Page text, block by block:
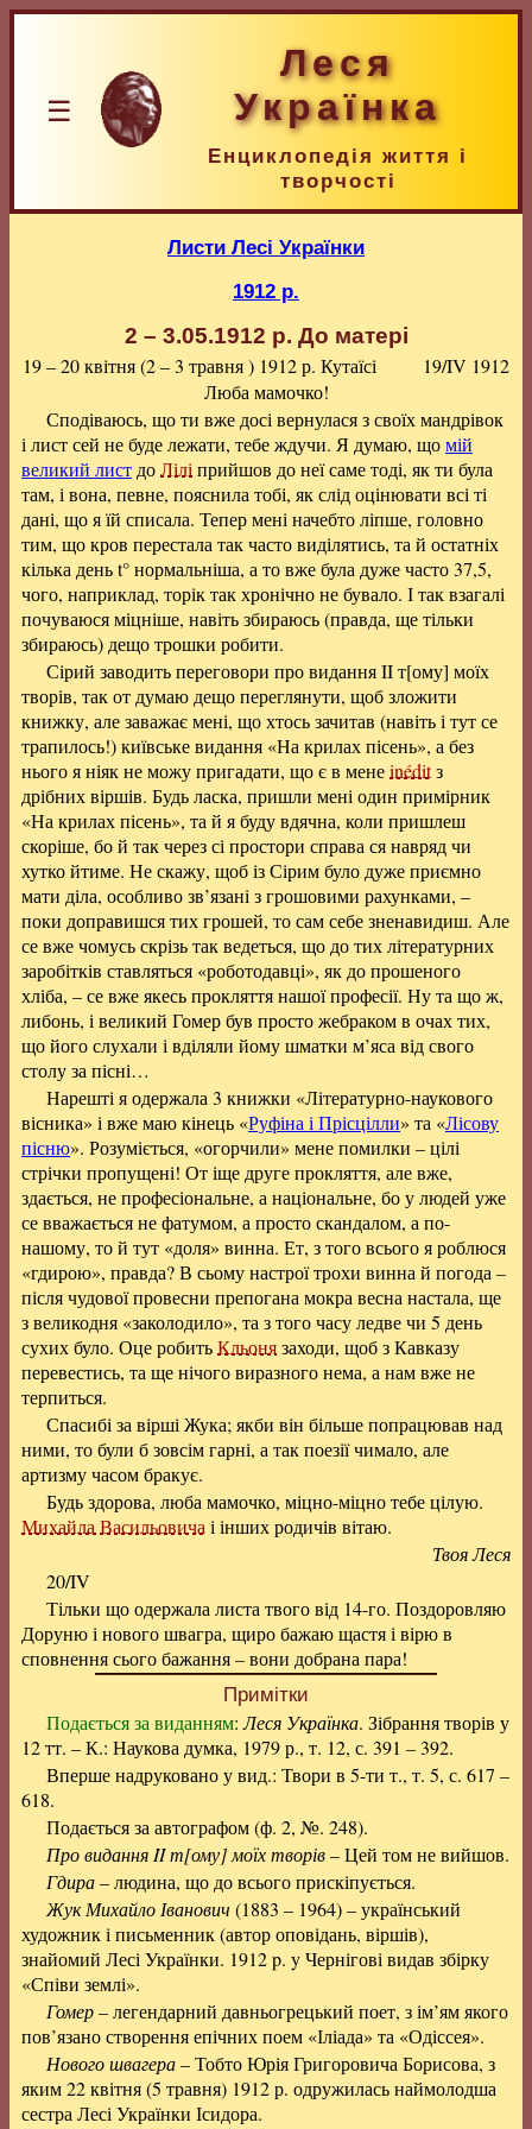
☰
Леся
Українка
Енциклопедія життя і
творчості
Листи Лесі Українки
1912 р.
2 – 3.05.1912 р. До матері
19 – 20 квітня (2 – 3 травня ) 1912 р. Кутаїсі
19/IV 1912
Люба мамочко!
Сподіваюсь, що ти вже досі вернулася з своїх мандрівок
і лист сей не буде лежати, тебе ждучи. Я думаю, щомій
великий лист доЛілі прийшов до неї саме тоді, як ти була
там, і вона, певне, пояснила тобі, як слід оцінювати всі ті
дані, що я їй списала. Тепер мені начебто ліпше, головно
тим, що кров перестала так часто виділятись, та й остатніх
кілька день t° нормальніша, а то вже була дуже часто 37,5,
чого, наприклад, торік так хронічно не бувало. І так взагалі
почуваюся міцніше, навіть збираюсь (правда, ще тільки
збираюсь) дещо трошки робити.
Сірий заводить переговори про видання II т[ому] моїх
творів, так от думаю дещо переглянути, щоб зложити
книжку, але заважає мені, що хтось зачитав (навіть і тут се
трапилось!) київське видання «На крилах пісень», а без
нього я ніяк не можу пригадати, що є в менеinéditз
дрібних віршів. Будь ласка, пришли мені один примірник
«На крилах пісень», та й я буду вдячна, коли пришлеш
скоріше, бо й так через сі простори справа ся навряд чи
хутко йтиме. Не скажу, щоб із Сірим було дуже приємно
мати діла, особливо зв’язані з грошовими рахунками, –
поки доправишся тих грошей, то сам себе зненавидиш. Але
се вже чомусь скрізь так ведеться, що до тих літературних
заробітків ставляться «роботодавці», як до прошеного
хліба, – се вже якесь прокляття нашої професії. Ну та що ж,
либонь, і великий Гомер був просто жебраком в очах тих,
що його слухали і вділяли йому шматки м’яса від свого
столу за пісні…
Нарешті я одержала 3 книжки «Літературно-наукового
вісника» і вже маю кінець «Руфіна і Прісцілли» та «Лісову
пісню». Розуміється, «огорчили» мене помилки – цілі
стрічки пропущені! От іще друге прокляття, але вже,
здається, не професіональне, а національне, бо у людей уже
се вважається не фатумом, а просто скандалом, а по-
нашому, то й тут «доля» винна. Ет, з того всього я роблюся
«гдирою», правда? В сьому настрої трохи винна й погода –
після чудової провесни препогана мокра весна настала, ще
з великодня «заколодило», та з того часу ледве чи 5 день
сухих було. Оце робитьКльонязаходи, щоб з Кавказу
перевестись, та ще нічого виразного нема, а нам вже не
терпиться.
Спасибі за вірші Жука; якби він більше попрацював над
ними, то були б зовсім гарні, а так поезії чимало, але
артизму часом бракує.
Будь здорова, люба мамочко, міцно-міцно тебе цілую.
Михайла Васильовича і інших родичів вітаю.
Твоя Леся
20/IV
Тільки що одержала листа твого від 14-го. Поздоровляю
Доруню і нового швагра, щиро бажаю щастя і вірю в
сповнення сього бажання – вони добрана пара!
Примітки
Подається за виданням:Леся Українка. Зібрання творів у
12 тт. – К.: Наукова думка, 1979 р., т. 12, с. 391 – 392.
Вперше надруковано у вид.: Твори в 5-ти т., т. 5, с. 617 –
618.
Подається за автографом (ф. 2, №. 248).
Про видання II т[ому] моїх творів– Цей том не вийшов.
Гдира– людина, що до всього прискіпується.
Жук Михайло Іванович (1883 – 1964) – український
художник і письменник (автор оповідань, віршів),
знайомий Лесі Українки. 1912 p. y Чернігові видав збірку
«Співи землі».
Гомер– легендарний давньогрецький поет, з ім’ям якого
пов’язано створення епічних поем «Іліада» та «Одіссея».
Нового швагера– Тобто Юрія Григоровича Борисова, з
яким 22 квітня (5 травня) 1912 р. одружилась наймолодша
сестра Лесі Українки Ісидора.